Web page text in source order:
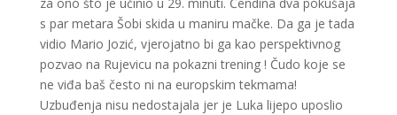
s par metara Šobi skida u maniru mačke. Da ga je tada
vidio Mario Jozić, vjerojatno bi ga kao perspektivnog
pozvao na Rujevicu na pokazni trening ! Čudo koje se
ne viđa baš često ni na europskim tekmama!
Uzbuđenja nisu nedostajala jer je Luka lijepo uposlio